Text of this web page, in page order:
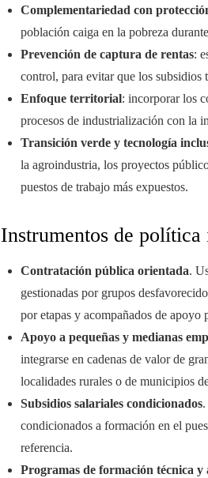
Complementariedad con
población caiga en la pobreza
Prevención de captura de rentas:
control, para evitar que los
Enfoque territorial: incorporar los
procesos de industrialización con la
Transición verde y tecnologí­a
la agroindustria, los proyectos
puestos de trabajo más expuestos.
Instrumentos de
Contratación pública orientada.
gestionadas por grupos
por etapas y acompañados de apoyo
Apoyo a pequeñas y medianas
integrarse en cadenas de valor de
localidades rurales o de municipios
Subsidios salariales condicionados
condicionados a formación en el
referencia.
Programas de formación técnica